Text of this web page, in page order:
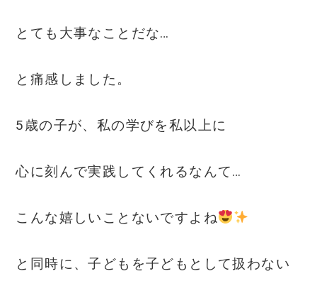
とても大事なことだな…
と痛感しました。
5歳の子が、私の学びを私以上に
心に刻んで実践してくれるなんて…
こんな嬉しいことないですよね
と同時に、子どもを子どもとして扱わない